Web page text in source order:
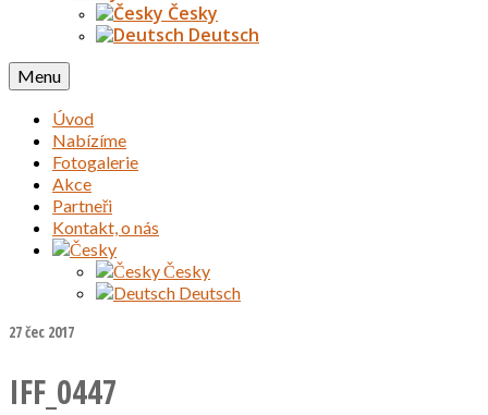
Česky
Deutsch
Menu
Úvod
Nabízíme
Fotogalerie
Akce
Partneři
Kontakt, o nás
Česky
Deutsch
27čec 2017
IFF_0447